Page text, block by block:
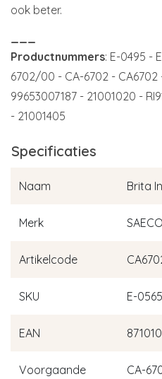
ook beter.
Productnummers: E-0495 -
6702/00 - CA-6702 - CA6702
99653007187 - 21001020 -
- 21001405
Specificaties
Naam Brita
Merk SAECO
Artikelcode
SKU E-0565
EAN
Voorgaande
CA-